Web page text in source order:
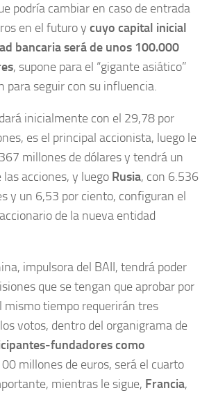
podría cambiar en caso de entrada
en el futuro y cuyo capital inicial
bancaria será de unos 100.000
, supone para el “gigante asiático”
para seguir con su influencia.
inicialmente con el 29,78 por
es el principal accionista, luego le
millones de dólares y tendrá un
acciones, y luego Rusia, con 6.536
y un 6,53 por ciento, configuran el
de la nueva entidad
impulsora del BAII, tendrá poder
que se tengan que aprobar por
mismo tiempo requerirán tres
votos, dentro del organigrama de
fundadores como
millones de euros, será el cuarto
mientras le sigue, Francia,